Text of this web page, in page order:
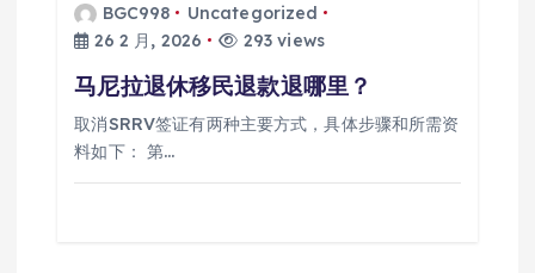
BGC998
Uncategorized
26 2 月, 2026
293 views
马尼拉退休移民退款退哪里？
取消SRRV签证有两种主要方式，具体步骤和所需资
料如下： 第…